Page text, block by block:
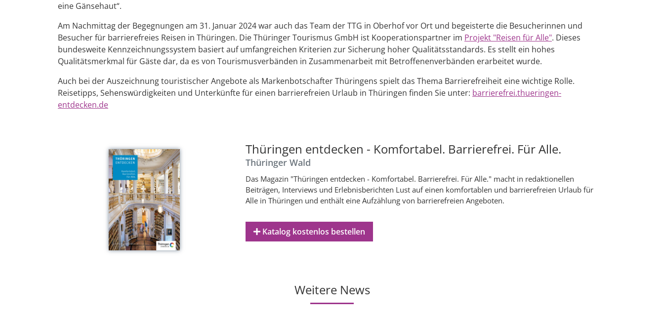
eine Gänsehaut“.
Am Nachmittag der Begegnungen am 31. Januar 2024 war auch das Team der TTG in Oberhof vor Ort und begeisterte die Besucherinnen und
Besucher für barrierefreies Reisen in Thüringen. Die Thüringer Tourismus GmbH ist Kooperationspartner im Projekt "Reisen für Alle". Dieses
bundesweite Kennzeichnungssystem basiert auf umfangreichen Kriterien zur Sicherung hoher Qualitätsstandards. Es stellt ein hohes
Qualitätsmerkmal für Gäste dar, da es von Tourismusverbänden in Zusammenarbeit mit Betroffenenverbänden erarbeitet wurde.
Auch bei der Auszeichnung touristischer Angebote als Markenbotschafter Thüringens spielt das Thema Barrierefreiheit eine wichtige Rolle.
Reisetipps, Sehenswürdigkeiten und Unterkünfte für einen barrierefreien Urlaub in Thüringen finden Sie unter: barrierefrei.thueringen-
entdecken.de
Thüringen entdecken - Komfortabel. Barrierefrei. Für Alle.
Thüringer Wald
Das Magazin "Thüringen entdecken - Komfortabel. Barrierefrei. Für Alle." macht in redaktionellen
Beiträgen, Interviews und Erlebnisberichten Lust auf einen komfortablen und barrierefreien Urlaub für
Alle in Thüringen und enthält eine Aufzählung von barrierefreien Angeboten.
Katalog kostenlos bestellen
Weitere News